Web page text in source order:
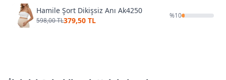
Hamile Şort Dikişsiz Anı Ak4250
598,00 TL379,50 TL
%10